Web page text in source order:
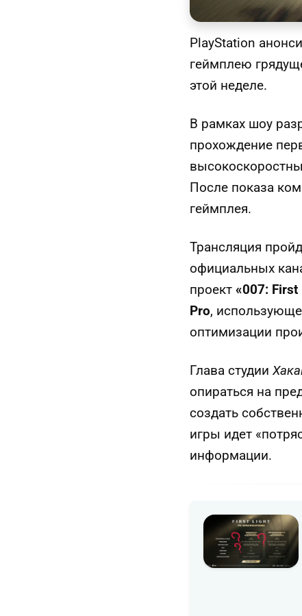
PlayStation
геймплею
этой неделе.
В рамках шоу
прохождение
После показа
геймплея.
Трансляция
официальных
проект «007: First
Pro,
оптимизации
Глава студии
опираться на
создать
игры идет
информации.